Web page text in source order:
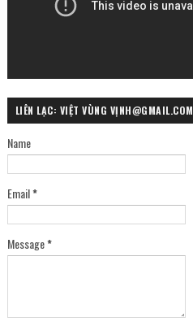
LIÊN LẠC: VIỆT VÙNG VỊNH@GMAIL.COM
Name
Email*
Message*